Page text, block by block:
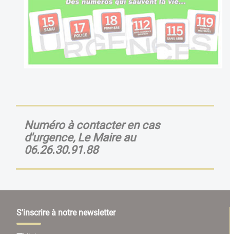
Numéro à contacter en cas
d'urgence, Le Maire au
06.26.30.91.88
S'inscrire à notre newsletter